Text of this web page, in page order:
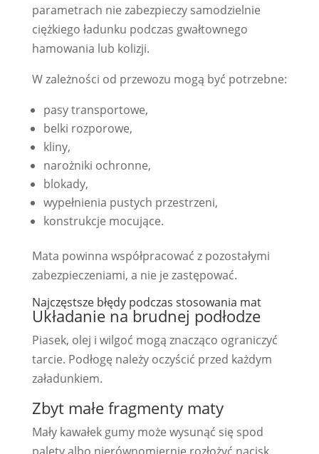
parametrach nie zabezpieczy samodzielnie
ciężkiego ładunku podczas gwałtownego
hamowania lub kolizji.
W zależności od przewozu mogą być potrzebne:
pasy transportowe,
belki rozporowe,
kliny,
narożniki ochronne,
blokady,
wypełnienia pustych przestrzeni,
konstrukcje mocujące.
Mata powinna współpracować z pozostałymi
zabezpieczeniami, a nie je zastępować.
Najczęstsze błędy podczas stosowania mat
Układanie na brudnej podłodze
Piasek, olej i wilgoć mogą znacząco ograniczyć
tarcie. Podłogę należy oczyścić przed każdym
załadunkiem.
Zbyt małe fragmenty maty
Mały kawałek gumy może wysunąć się spod